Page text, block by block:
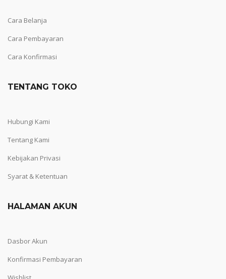
Cara Belanja
Cara Pembayaran
Cara Konfirmasi
TENTANG TOKO
Hubungi Kami
Tentang Kami
Kebijakan Privasi
Syarat & Ketentuan
HALAMAN AKUN
Dasbor Akun
Konfirmasi Pembayaran